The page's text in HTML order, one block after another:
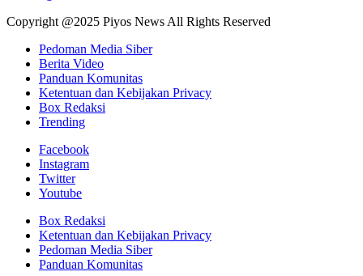
Copyright @2025 Piyos News All Rights Reserved
Pedoman Media Siber
Berita Video
Panduan Komunitas
Ketentuan dan Kebijakan Privacy
Box Redaksi
Trending
Facebook
Instagram
Twitter
Youtube
Box Redaksi
Ketentuan dan Kebijakan Privacy
Pedoman Media Siber
Panduan Komunitas